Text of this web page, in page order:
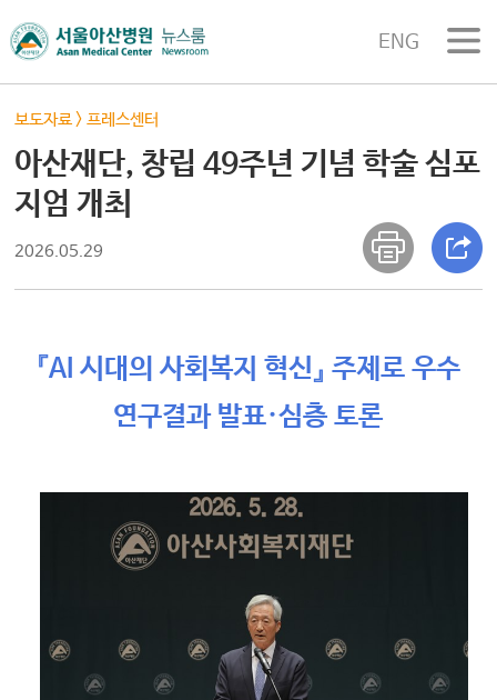
ENG
보도자료 >프레스센터
아산재단, 창립 49주년 기념 학술 심포
지엄 개최
2026.05.29
『AI 시대의 사회복지 혁신』 주제로 우수
연구결과 발표·심층 토론